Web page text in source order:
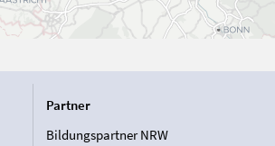
Partner
Bildungspartner NRW